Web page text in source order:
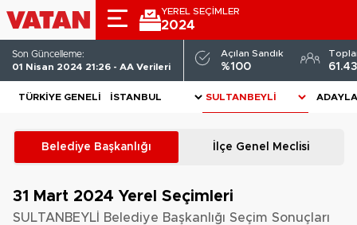
YEREL SEÇİMLER
2024
Son Güncelleme:
01 Nisan 2024 21:26 - AA Verileri
Açılan Sandık
%100
TÜRKIYE GENELI
Belediye Başkanlığı İlçe Genel Meclisi
31 Mart 2024 Yerel Seçimleri
SULTANBEYLİ Belediye Başkanlığı Seçim Sonuçları